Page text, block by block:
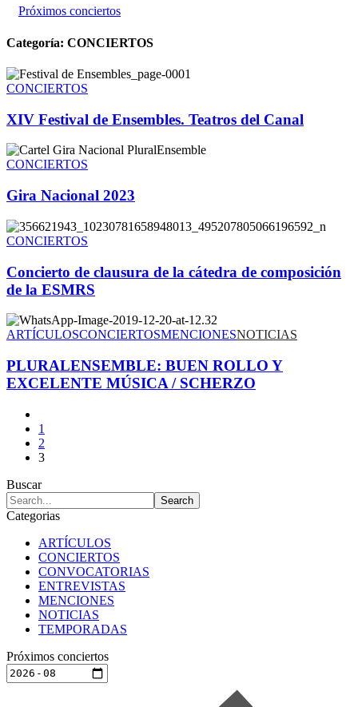
Próximos conciertos
Categoría: CONCIERTOS
CONCIERTOS
XIV Festival de Ensembles. Teatros del Canal
CONCIERTOS
Gira Nacional 2023
CONCIERTOS
Concierto de clausura de la cátedra de composición
de la ESMRS
ARTÍCULOSCONCIERTOSMENCIONESNOTICIAS
PLURALENSEMBLE: BUEN ROLLO Y
EXCELENTE MÚSICA / SCHERZO
1
2
3
Buscar
Categorias
ARTÍCULOS
CONCIERTOS
CONVOCATORIAS
ENTREVISTAS
MENCIONES
NOTICIAS
TEMPORADAS
Próximos conciertos